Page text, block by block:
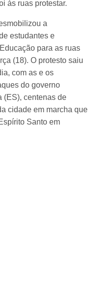
às ruas protestar.
a
estudantes e
para as ruas
(18). O protesto saiu
com as e os
do governo
(ES), centenas de
cidade em marcha que
Santo em